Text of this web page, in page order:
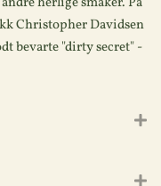
Christopher Davidsen
bevarte "dirty secret" -